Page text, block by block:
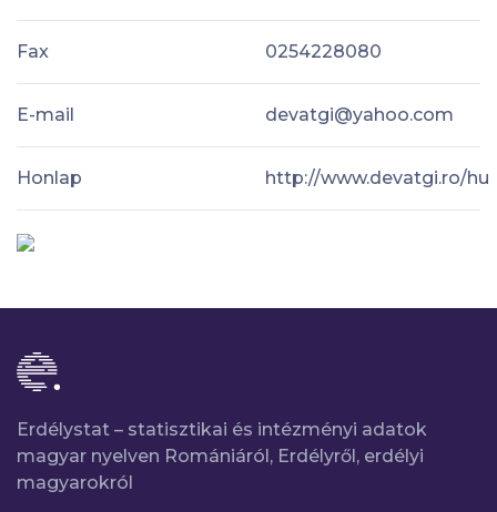
Fax 0254228080
E-mail devatgi@yahoo.com
Honlap http://www.devatgi.ro/hu
Erdélystat – statisztikai és intézményi adatok
magyar nyelven Romániáról, Erdélyről, erdélyi
magyarokról